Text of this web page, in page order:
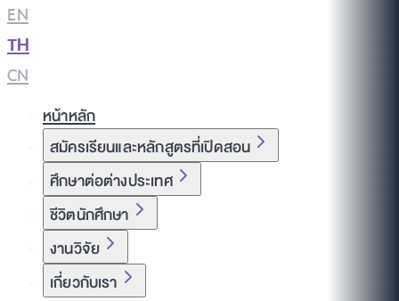
EN
TH
CN
หน้าหลัก
สมัครเรียนและหลักสูตรที่เปิดสอน
ศึกษาต่อต่างประเทศ
ชีวิตนักศึกษา
งานวิจัย
เกี่ยวกับเรา